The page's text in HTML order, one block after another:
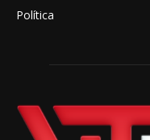
Política